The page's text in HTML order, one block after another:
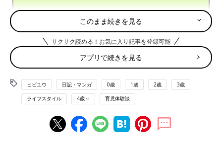
このまま続きを見る
サクサク読める！お気に入り記事を登録可能
アプリで続きを見る
ヒビユウ 日記・マンガ 0歳 1歳 2歳 3歳
ライフスタイル 4歳～ 育児体験談